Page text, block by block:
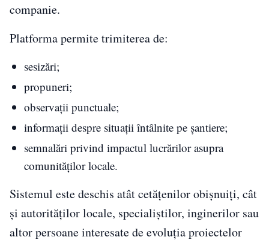
companie.
Platforma permite trimiterea de:
sesizări;
propuneri;
observații punctuale;
informații despre situații întâlnite pe șantiere;
semnalări privind impactul lucrărilor asupra
comunităților locale.
Sistemul este deschis atât cetățenilor obișnuiți, cât
și autorităților locale, specialiștilor, inginerilor sau
altor persoane interesate de evoluția proiectelor